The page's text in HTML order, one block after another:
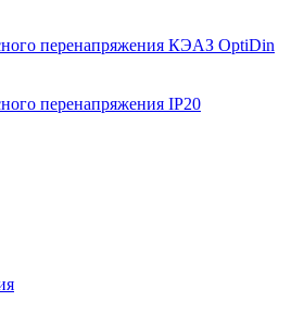
перенапряжения КЭАЗ OptiDin
перенапряжения IP20